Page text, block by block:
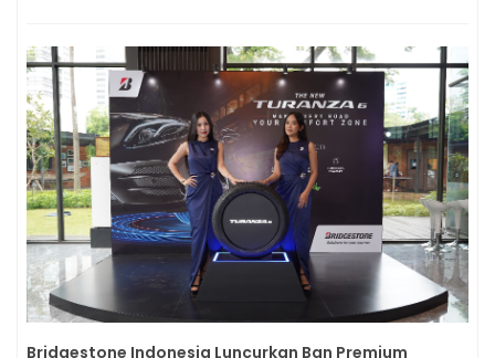
Bridgestone Indonesia Luncurkan Ban Premium